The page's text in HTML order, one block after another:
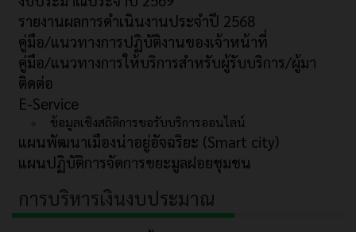
รายงานผลการดำเนินงานประจำปี 2568
คู่มือ/แนวทางการปฏิบัติงานของเจ้าหน้าที่
คู่มือ/แนวทางการให้บริการสำหรับผู้รับบริการ/ผู้มา
ติดต่อ
E-Service
ข้อมูลเชิงสถิติการขอรับบริการออนไลน์
แผนพัฒนาเมืองน่าอยู่อัจฉริยะ (Smart city)
แผนปฏิบัติการจัดการขยะมูลฝอยชุมชน
การบริหารเงินงบประมาณ